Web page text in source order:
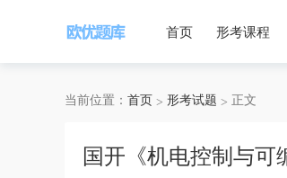
首页 形考课程
当前位置： 首页 形考试题 正文
国开《机电控制与可